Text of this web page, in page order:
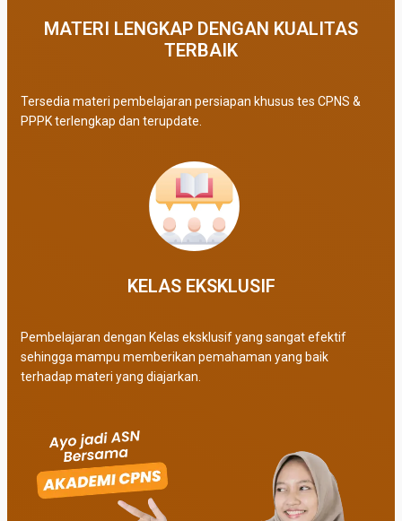
MATERI LENGKAP DENGAN KUALITAS
TERBAIK​
Tersedia materi pembelajaran persiapan khusus tes CPNS &
PPPK terlengkap dan terupdate.
KELAS EKSKLUSIF​
Pembelajaran dengan Kelas eksklusif yang sangat efektif
sehingga mampu memberikan pemahaman yang baik
terhadap materi yang diajarkan.